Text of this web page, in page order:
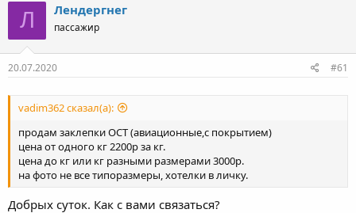
Л Лендергнег
пассажир
20.07.2020 #61
vadim362 сказал(а):
продам заклепки ОСТ (авиационные,с покрытием)
цена от одного кг 2200р за кг.
цена до кг или кг разными размерами 3000р.
на фото не все типоразмеры, хотелки в личку.
Добрых суток. Как с вами связаться?